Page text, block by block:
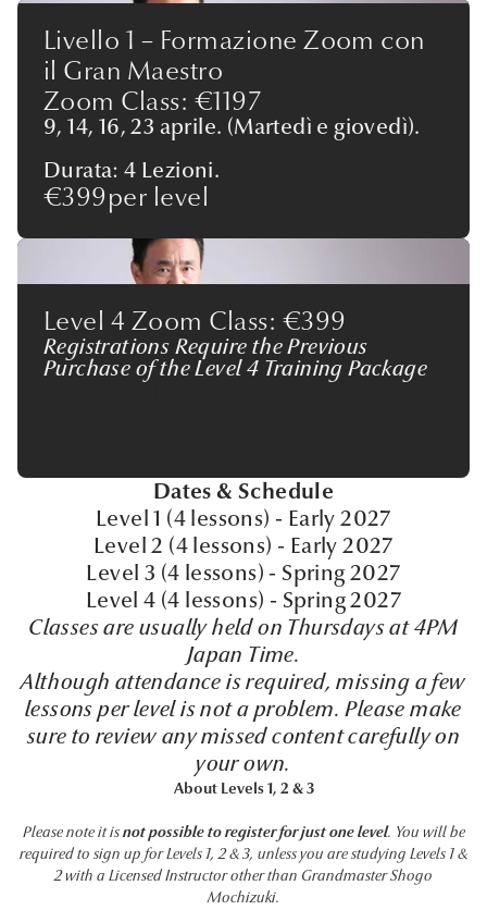
Livello 1 – Formazione Zoom con
il Gran Maestro
Zoom Class: €1197
9, 14, 16, 23 aprile. (Martedì e giovedì).
Durata: 4 Lezioni.
€399per level
Level 4 Zoom Class: €399
Registrations Require the Previous
Purchase of the Level 4 Training Package
Dates & Schedule
Level 1 (4 lessons) - Early 2027
Level 2 (4 lessons) - Early 2027
Level 3 (4 lessons) - Spring 2027
Level 4 (4 lessons) - Spring 2027
Classes are usually held on Thursdays at 4PM
Japan Time.
Although attendance is required, missing a few
lessons per level is not a problem. Please make
sure to review any missed content carefully on
your own.
About Levels 1, 2 & 3
Please note it isnot possible to register for just one level. You will be
required to sign up for Levels 1, 2 & 3, unless you are studying Levels 1 &
2 with a Licensed Instructor other than Grandmaster Shogo
Mochizuki.